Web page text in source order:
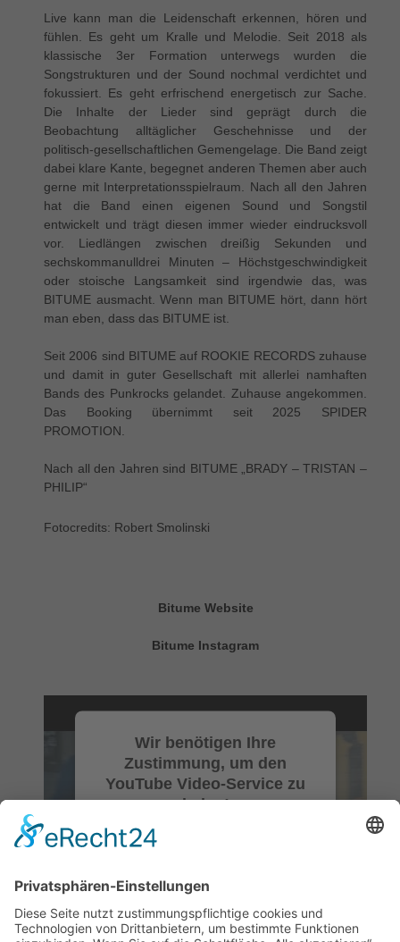
Live kann man die Leidenschaft erkennen, hören und
fühlen. Es geht um Kralle und Melodie. Seit 2018 als
klassische 3er Formation unterwegs wurden die
Songstrukturen und der Sound nochmal verdichtet und
fokussiert. Es geht erfrischend energetisch zur Sache.
Die Inhalte der Lieder sind geprägt durch die
Beobachtung alltäglicher Geschehnisse und der
politisch-gesellschaftlichen Gemengelage. Die Band zeigt
dabei klare Kante, begegnet anderen Themen aber auch
gerne mit Interpretationsspielraum. Nach all den Jahren
hat die Band einen eigenen Sound und Songstil
entwickelt und trägt diesen immer wieder eindrucksvoll
vor. Liedlängen zwischen dreißig Sekunden und
sechskommanulldrei Minuten – Höchstgeschwindigkeit
oder stoische Langsamkeit sind irgendwie das, was
BITUME ausmacht. Wenn man BITUME hört, dann hört
man eben, dass das BITUME ist.
Seit 2006 sind BITUME auf ROOKIE RECORDS zuhause
und damit in guter Gesellschaft mit allerlei namhaften
Bands des Punkrocks gelandet. Zuhause angekommen.
Das Booking übernimmt seit 2025 SPIDER
PROMOTION.
Nach all den Jahren sind BITUME „BRADY – TRISTAN –
PHILIP“
Fotocredits: Robert Smolinski
Bitume Website
Bitume Instagram
Wir benötigen Ihre
Zustimmung, um den
YouTube Video-Service zu
laden!
einzubetten. Dieser Service kann
Daten zu Ihren Aktivitäten sammeln.
Bitte lesen Sie die Details durch und